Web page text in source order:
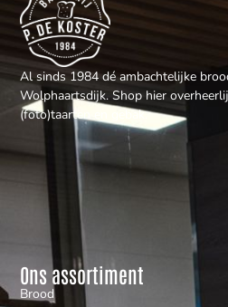
Al sinds 1984 dé ambachtelijke
Wolphaartsdijk. Shop hier
(foto)taarten en gebak.
Ons assortiment
Brood